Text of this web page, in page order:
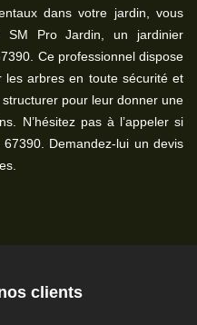
dans votre jardin, vous
SM Pro Jardin, un jardinier
Ce professionnel dispose
les arbres en toute sécurité et
pour leur donner une
N’hésitez pas à l’appeler si
Demandez-lui un devis
clients